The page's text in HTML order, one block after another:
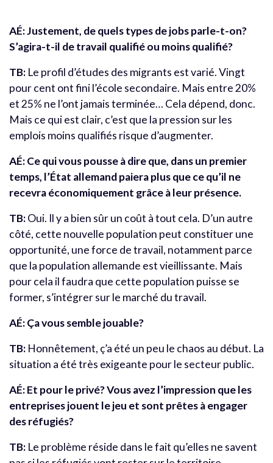
AÉ: Justement, de quels types de jobs parle-t-on?
S’agira-t-il de travail qualifié ou moins qualifié?
TB: Le profil d’études des migrants est varié. Vingt
pour cent ont fini l’école secondaire. Mais entre 20%
et 25% ne l’ont jamais terminée… Cela dépend, donc.
Mais ce qui est clair, c’est que la pression sur les
emplois moins qualifiés risque d’augmenter.
AÉ: Ce qui vous pousse à dire que, dans un premier
temps, l’État allemand paiera plus que ce qu’il ne
recevra économiquement grâce à leur présence.
TB:Oui. Il y a bien sûr un coût à tout cela. D’un autre
côté, cette nouvelle population peut constituer une
opportunité, une force de travail, notamment parce
que la population allemande est vieillissante. Mais
pour cela il faudra que cette population puisse se
former, s’intégrer sur le marché du travail.
AÉ: Ça vous semble jouable?
TB: Honnêtement, ç’a été un peu le chaos au début. La
situation a été très exigeante pour le secteur public.
AÉ: Et pour le privé? Vous avez l’impression que les
entreprises jouent le jeu et sont prêtes à engager
des réfugiés?
TB: Le problème réside dans le fait qu’elles ne savent